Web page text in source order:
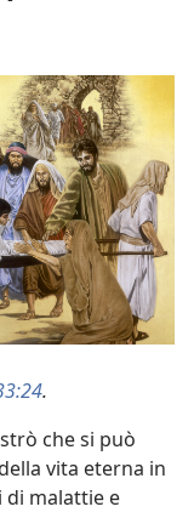
.
che si può
vita eterna in
di malattie e